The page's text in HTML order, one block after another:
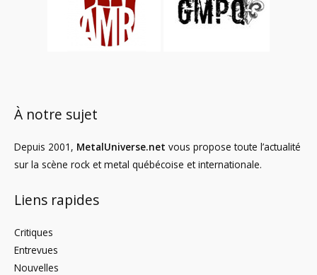
À notre sujet
Depuis 2001, MetalUniverse.net vous propose toute l’actualité
sur la scène rock et metal québécoise et internationale.
Liens rapides
Critiques
Entrevues
Nouvelles